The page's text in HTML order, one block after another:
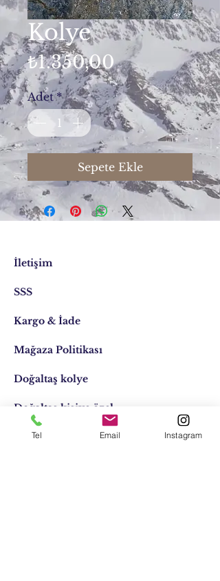
Kolye
₺1.350,00Fiyat
Adet *
Sepete Ekle
İletişim
SSS
Kargo & İade
Mağaza Politikası
Doğaltaş kolye
Doğaltaş kişiye özel
Tasarımlar
Tel Email Instagram